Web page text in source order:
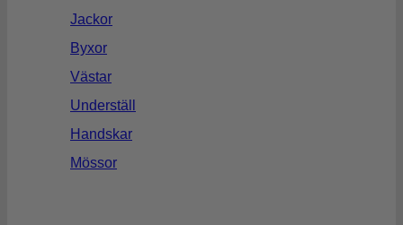
Jackor
Byxor
Västar
Underställ
Handskar
Mössor